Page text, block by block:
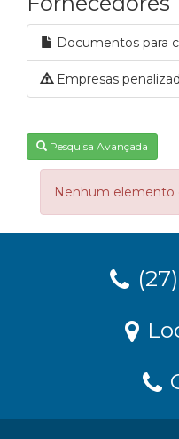
Documentos para
Empresas
Pesquisa Avançada
Nenhum elemento